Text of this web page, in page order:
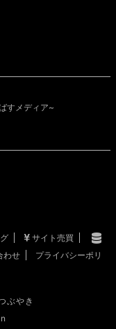
すメディア~
サイト売買
わせ
プライバシーポリ
ぶやき